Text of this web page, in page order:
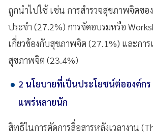
ถูกนำไปใช้ เช่น การสำรวจสุขภาพจิตขอ
ประจำ (27.2%) การจัดอบรมหรือ
เกี่ยวข้องกับสุขภาพจิต (27.1%) และการ
สุขภาพจิต (23.4%)
2 นโยบายที่เป็นประโยชน์ต่อองค์ก
แพร่หลายนัก
สิทธิในการตัดการสื่อสารหลังเวลางาน